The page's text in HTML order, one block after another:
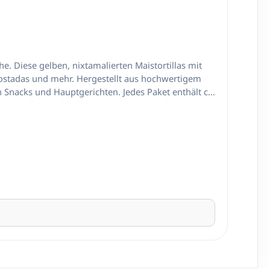
Diese gelben, nixtamalierten Maistortillas mit
und mehr. Hergestellt aus hochwertigem
und Hauptgerichten. Jedes Paket enthält ca.
mitnahmen. Im 20. Jahrhundert
de Papa y Rajas (Kartoffeln und geröstete
Zubereitung zu Hause
weich machen Zusammenstellen – Tortilla füllen